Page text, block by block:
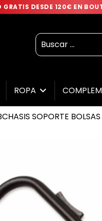
GRATIS DESDE 120€ EN
ROPA
SOPORTE